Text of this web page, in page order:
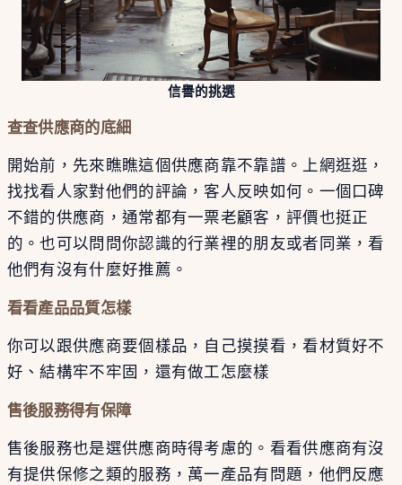
信譽的挑選
查查供應商的底細
開始前，先來瞧瞧這個供應商靠不靠譜。上網逛逛，
找找看人家對他們的評論，客人反映如何。一個口碑
不錯的供應商，通常都有一票老顧客，評價也挺正
的。也可以問問你認識的行業裡的朋友或者同業，看
他們有沒有什麼好推薦。
看看產品品質怎樣
你可以跟供應商要個樣品，自己摸摸看，看材質好不
好、結構牢不牢固，還有做工怎麼樣
售後服務得有保障
售後服務也是選供應商時得考慮的。看看供應商有沒
有提供保修之類的服務，萬一產品有問題，他們反應